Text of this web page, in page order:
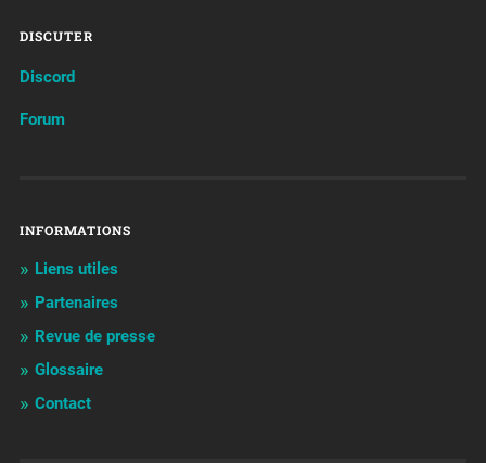
DISCUTER
Discord
Forum
INFORMATIONS
Liens utiles
Partenaires
Revue de presse
Glossaire
Contact